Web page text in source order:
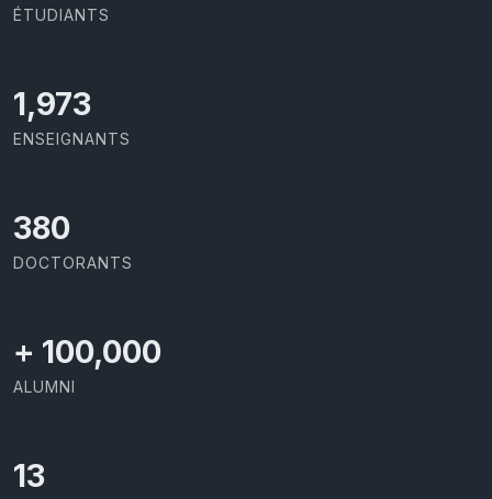
ÉTUDIANTS
2,086
ENSEIGNANTS
403
DOCTORANTS
+ 100,000
ALUMNI
13